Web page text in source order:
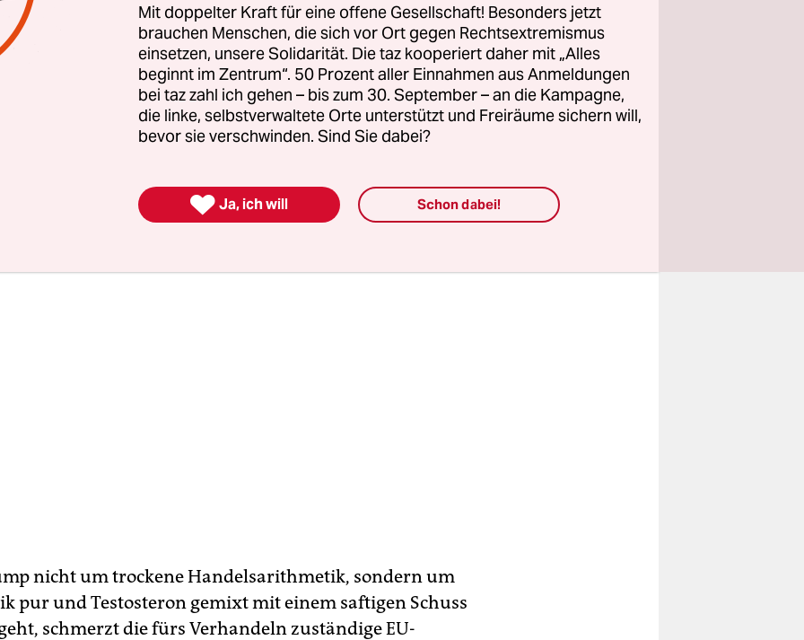
Wie schlimm es kommen kann, zeigte sich, als Kanada
einmal seine bereits beschlossene und ziemlich mickrige
für Digitalkonzerne stornierte, um nicht von
mit Monsterzöllen belegt zu werden. Oder als der US-
einigen Tagen happige50 Prozent Strafzölle auf Importe
. Die Begründung: Das Verfahren gegen seinen
Präsidenten Jair ­Bolsonaro, gleiche einer „Hexenjagd“.
nicht um trockene Handels­arithmetik, sondern um
pur und Testosteron gemixt mit einem saftigen Schuss
schmerzt die fürs Verhandeln zuständige EU-
Mit doppelter Kraft für eine offene Gesellschaft! Besonders jetzt
brauchen Menschen, die sich vor Ort gegen Rechtsextremismus
einsetzen, unsere Solidarität. Die taz kooperiert daher mit „Alles
beginnt im Zentrum“. 50 Prozent aller Einnahmen aus Anmeldungen
bei taz zahl ich gehen – bis zum 30. September – an die Kampagne,
die linke, selbstverwaltete Orte unterstützt und Freiräume sichern will,
bevor sie verschwinden. Sind Sie dabei?
 Ja, ich will Schon dabei!